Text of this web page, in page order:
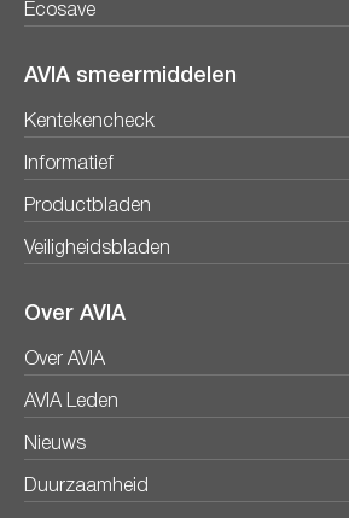
Ecosave
AVIA smeermiddelen
Kentekencheck
Informatief
Productbladen
Veiligheidsbladen
Over AVIA
Over AVIA
AVIA Leden
Nieuws
Duurzaamheid